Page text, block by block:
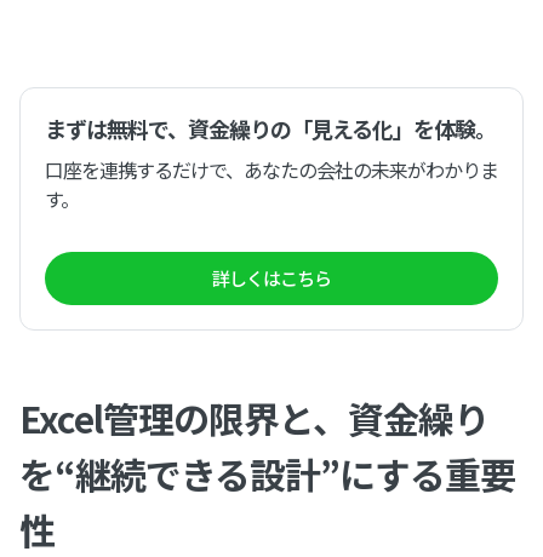
まずは無料で、資金繰りの「見える化」を体験。
口座を連携するだけで、あなたの会社の未来がわかりま
す。
詳しくはこちら
Excel管理の限界と、資金繰り
を“継続できる設計”にする重要
性